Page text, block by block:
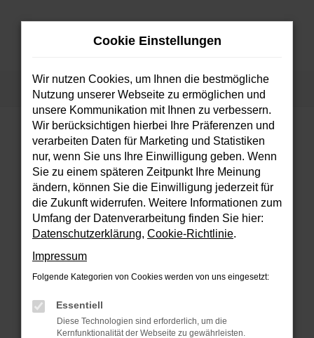
Zum
Startseite Fahrzeugsuche
FEHLER: NETWORK ERROR
Beim Laden ist ein Fehler aufgetreten.
Hier sind ein paar Tipps, die dir helfen können:
Überprüfe deine Firewall und deine
Internetverbindung.
Laden andere Webseiten, zum Beispiel
deine Suchmaschine?
Prüfe deine Browsererweiterungen.
Manche Erweiterungen, wie Werbeblocker,
können das Laden bestimmter Seiten
Cookie Einstellungen
Wir nutzen Cookies, um Ihnen die bestmögliche
Nutzung unserer Webseite zu ermöglichen und
unsere Kommunikation mit Ihnen zu verbessern.
Wir berücksichtigen hierbei Ihre Präferenzen und
verarbeiten Daten für Marketing und Statistiken
nur, wenn Sie uns Ihre Einwilligung geben. Wenn
Sie zu einem späteren Zeitpunkt Ihre Meinung
ändern, können Sie die Einwilligung jederzeit für
die Zukunft widerrufen. Weitere Informationen zum
Umfang der Datenverarbeitung finden Sie hier:
Datenschutzerklärung, Cookie-Richtlinie.
Impressum
Folgende Kategorien von Cookies werden von uns eingesetzt:
Essentiell
Diese Technologien sind erforderlich, um die
Kernfunktionalität der Webseite zu gewährleisten.